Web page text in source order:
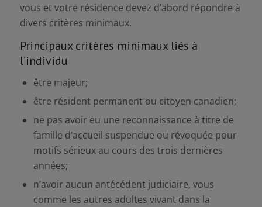
vous et votre résidence devez d’abord répondre à
divers critères minimaux.
Principaux critères minimaux liés à
l’individu
être majeur;
être résident permanent ou citoyen canadien;
ne pas avoir eu une reconnaissance à titre de
famille d’accueil suspendue ou révoquée pour
motifs sérieux au cours des trois dernières
années;
n’avoir aucun antécédent judiciaire, vous
comme les autres adultes vivant dans la